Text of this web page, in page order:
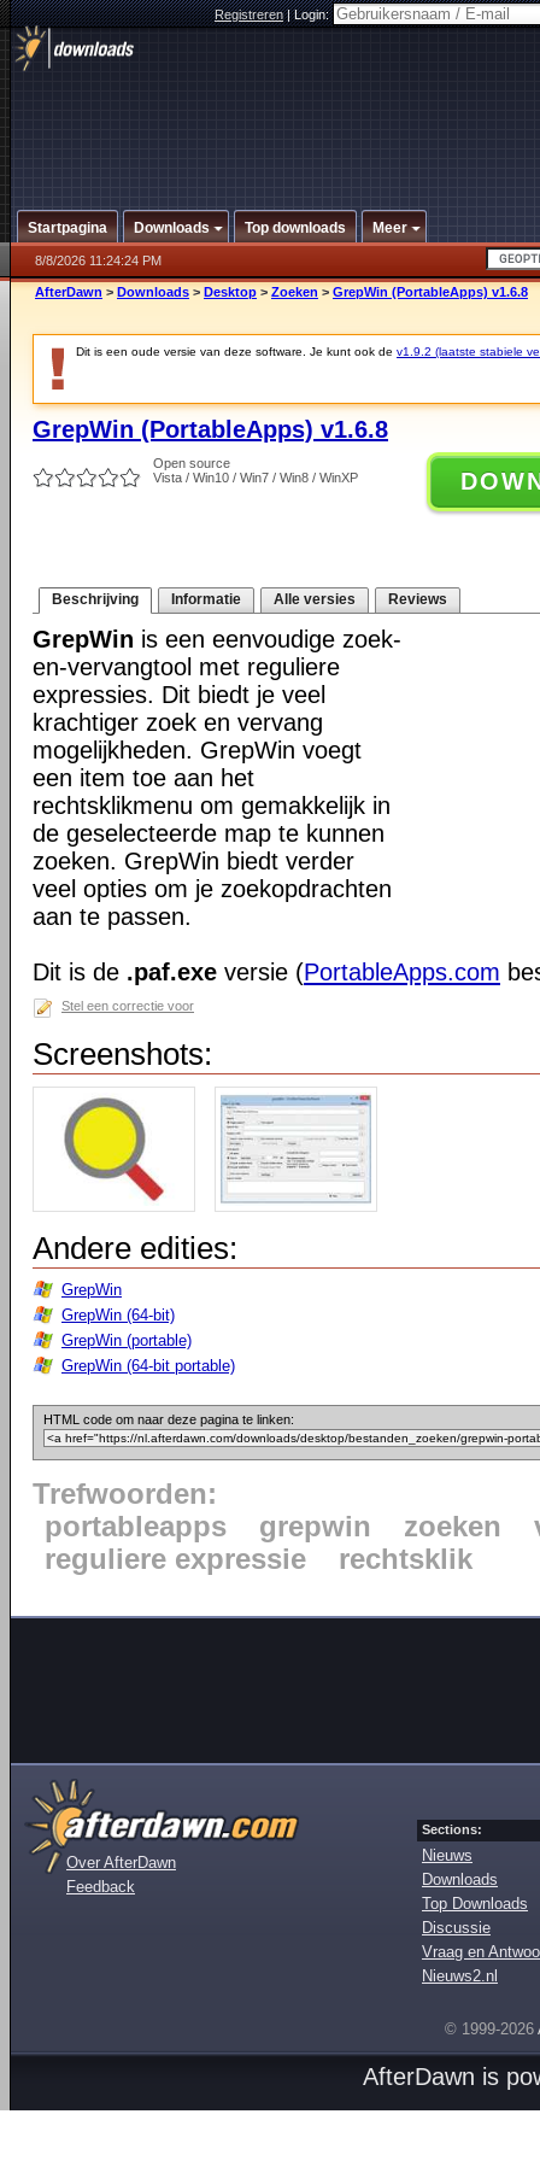
Registreren|Login:
Startpagina Downloads Top downloads Meer
8/8/2026 11:24:24 PM
AfterDawn > Downloads > Desktop > Zoeken > GrepWin (PortableApps) v1.6.8
Dit is een oude versie van deze software. Je kunt ook de v1.9.2 (laatste stabiele
GrepWin (PortableApps) v1.6.8
Open source
Vista / Win10 / Win7 / Win8 / WinXP
Beschrijving Informatie Alle versies Reviews
GrepWin is een eenvoudige zoek-
en-vervangtool met reguliere
expressies. Dit biedt je veel
krachtiger zoek en vervang
mogelijkheden. GrepWin voegt
een item toe aan het
rechtsklikmenu om gemakkelijk in
de geselecteerde map te kunnen
zoeken. GrepWin biedt verder
veel opties om je zoekopdrachten
aan te passen.
Dit is de .paf.exe versie (PortableApps.com
Stel een correctie voor
Screenshots:
Andere edities:
GrepWin
GrepWin (64-bit)
GrepWin (portable)
GrepWin (64-bit portable)
HTML code om naar deze pagina te linken:
Trefwoorden:
portableapps
grepwin zoeken
reguliere expressie
rechtsklik
Over AfterDawn
Feedback
Sections:
Nieuws
Downloads
Top Downloads
Discussie
Vraag en
Nieuws2.nl
© 1999-2026
AfterDawn is